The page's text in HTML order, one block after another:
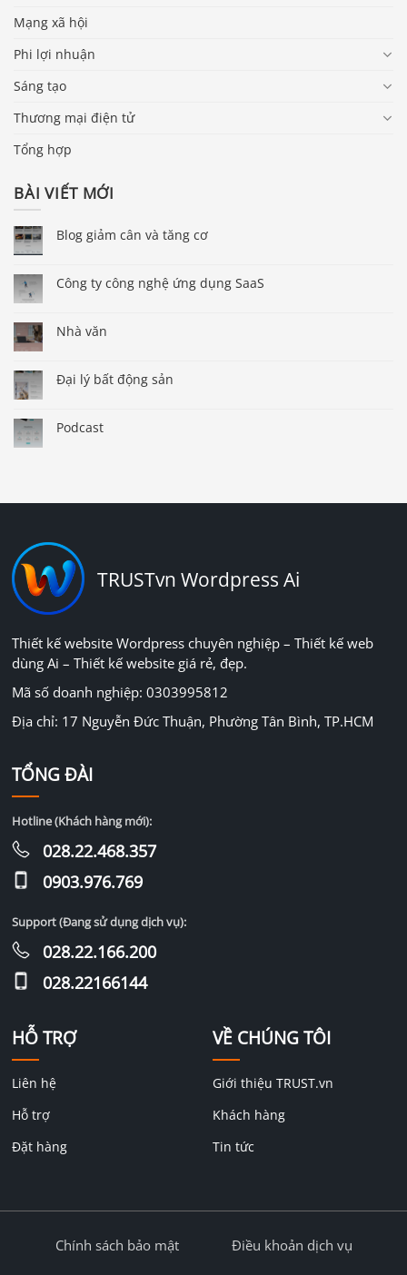
Mạng xã hội
Phi lợi nhuận
Sáng tạo
Thương mại điện tử
Tổng hợp
BÀI VIẾT MỚI
Blog giảm cân và tăng cơ
Công ty công nghệ ứng dụng SaaS
Nhà văn
Đại lý bất động sản
Podcast
TRUSTvn Wordpress Ai
Thiết kế website Wordpress chuyên nghiệp – Thiết kế web
dùng Ai – Thiết kế website giá rẻ, đẹp.
Mã số doanh nghiệp: 0303995812
Địa chỉ: 17 Nguyễn Đức Thuận, Phường Tân Bình, TP.HCM
HỖ TRỢ
Liên hệ
Hỗ trợ
Đặt hàng
VỀ CHÚNG TÔI
Giới thiệu TRUST.vn
Khách hàng
Tin tức
TỔNG ĐÀI
Hotline (Khách hàng mới):
028.22.468.357
0903.976.769
Support (Đang sử dụng dịch vụ):
028.22.166.200
028.22166144
Chính sách bảo mật Điều khoản dịch vụ